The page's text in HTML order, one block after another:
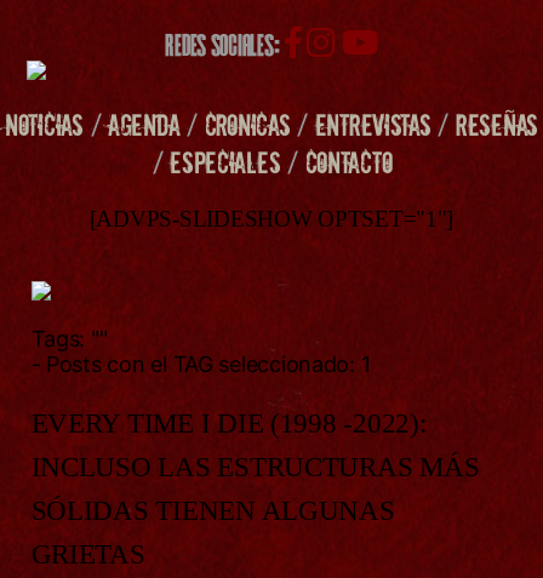
REDES SOCIALES:
NOTICIAS /AGENDA/ CRONICAS/ENTREVISTAS/RESEÑAS
/ESPECIALES/ CONTACTO
[ADVPS-SLIDESHOW OPTSET="1"]
Tags: ""
- Posts con el TAG seleccionado: 1
EVERY TIME I DIE (1998 -2022):
INCLUSO LAS ESTRUCTURAS MÁS
SÓLIDAS TIENEN ALGUNAS
GRIETAS